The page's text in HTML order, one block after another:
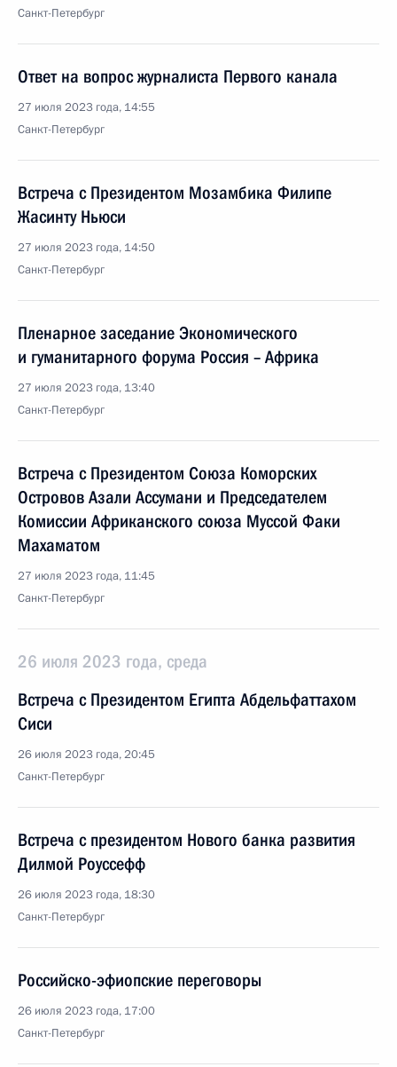
Санкт-Петербург
Ответ на вопрос журналиста Первого канала
27 июля 2023 года, 14:55
Санкт-Петербург
Встреча с Президентом Мозамбика Филипе
Жасинту Ньюси
27 июля 2023 года, 14:50
Санкт-Петербург
Пленарное заседание Экономического
и гуманитарного форума Россия – Африка
27 июля 2023 года, 13:40
Санкт-Петербург
Встреча с Президентом Союза Коморских
Островов Азали Ассумани и Председателем
Комиссии Африканского союза Муссой Факи
Махаматом
27 июля 2023 года, 11:45
Санкт-Петербург
26 июля 2023 года, среда
Встреча с Президентом Египта Абдельфаттахом
Сиси
26 июля 2023 года, 20:45
Санкт-Петербург
Встреча с президентом Нового банка развития
Дилмой Роуссефф
26 июля 2023 года, 18:30
Санкт-Петербург
Российско-эфиопские переговоры
26 июля 2023 года, 17:00
Санкт-Петербург